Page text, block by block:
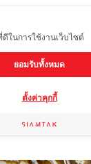
TH
หินอ่อน AMBER
ในการใช้งานเว็บไซต์
ยอมรับทั้งหมด
ตั้งค่าคุกกี้